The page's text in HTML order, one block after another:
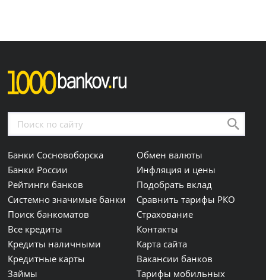
Банки Сосновоборска
Банки России
Рейтинги банков
Системно значимые банки
Поиск банкоматов
Все кредиты
Кредиты наличными
Кредитные карты
Займы
Обмен валюты
Инфляция и цены
Подобрать вклад
Сравнить тарифы РКО
Страхование
Контакты
Карта сайта
Вакансии банков
Тарифы мобильных